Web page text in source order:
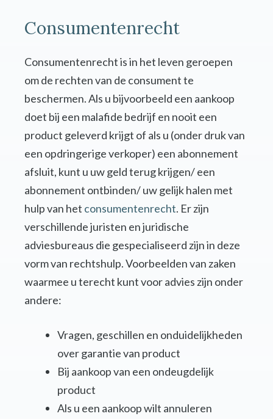
Consumentenrecht
Consumentenrecht is in het leven geroepen
om de rechten van de consument te
beschermen. Als u bijvoorbeeld een aankoop
doet bij een malafide bedrijf en nooit een
product geleverd krijgt of als u (onder druk van
een opdringerige verkoper) een abonnement
afsluit, kunt u uw geld terug krijgen/ een
abonnement ontbinden/ uw gelijk halen met
hulp van het consumentenrecht. Er zijn
verschillende juristen en juridische
adviesbureaus die gespecialiseerd zijn in deze
vorm van rechtshulp. Voorbeelden van zaken
waarmee u terecht kunt voor advies zijn onder
andere:
Vragen, geschillen en onduidelijkheden
over garantie van product
Bij aankoop van een ondeugdelijk
product
Als u een aankoop wilt annuleren